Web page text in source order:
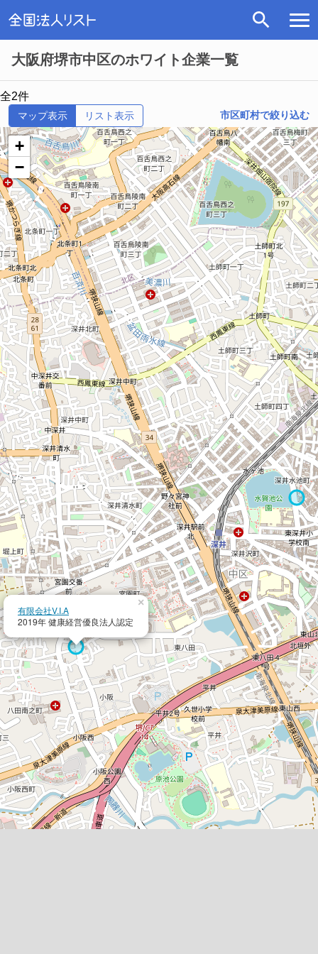
大阪府堺市中区のホワイト企業一覧
全2件
マップ表示 リスト表示 市区町村で絞り込む
有限会社V.I.A
2019年 健康経営優良法人認定
×
+
−